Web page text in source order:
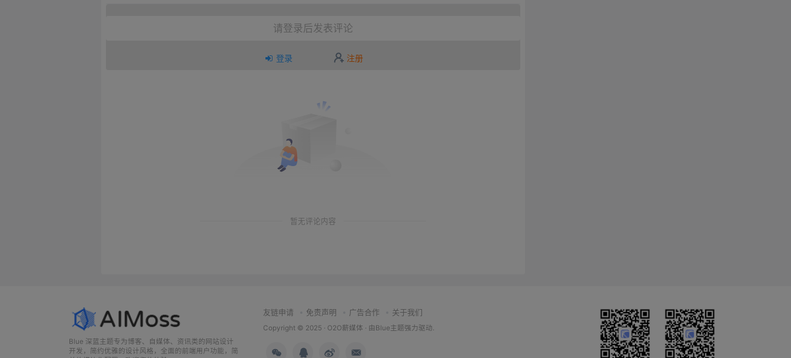
请登录后发表评论
登录 注册
暂无评论内容
Blue 深蓝主题专为博客、自媒体、资讯类的网站设计
开发，简约优雅的设计风格，全面的前端用户功能，简
友链申请 免责声明 广告合作 关于我们
Copyright © 2025 · O2O薪媒体 · 由 Blue主题强力驱动.